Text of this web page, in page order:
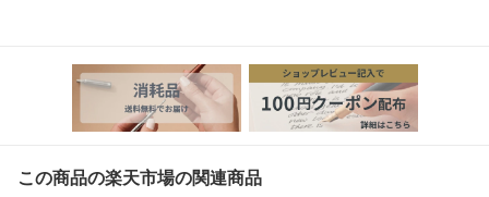
この商品の楽天市場の関連商品